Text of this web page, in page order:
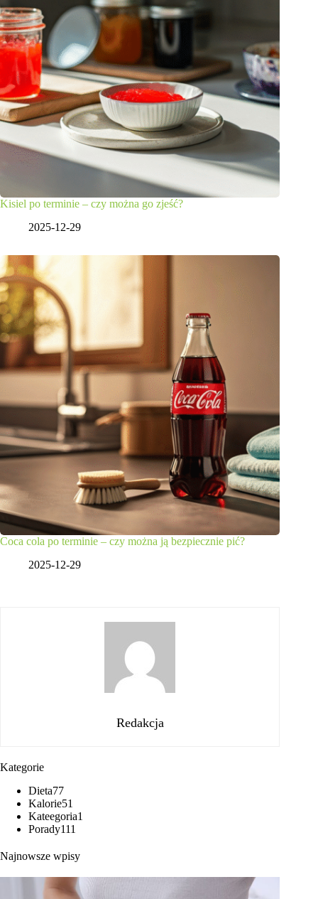
Kisiel po terminie – czy można go zjeść?
2025-12-29
Coca cola po terminie – czy można ją bezpiecznie pić?
2025-12-29
Redakcja
Kategorie
Dieta77
Kalorie51
Kateegoria1
Porady111
Najnowsze wpisy